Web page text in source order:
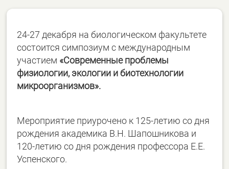
24-27 декабря на биологическом факультете
состоится симпозиум с международным
участием «Современные проблемы
физиологии, экологии и биотехнологии
микроорганизмов».
Мероприятие приурочено к 125-летию со дня
рождения академика В.Н. Шапошникова и
120-летию со дня рождения профессора Е.Е.
Успенского.